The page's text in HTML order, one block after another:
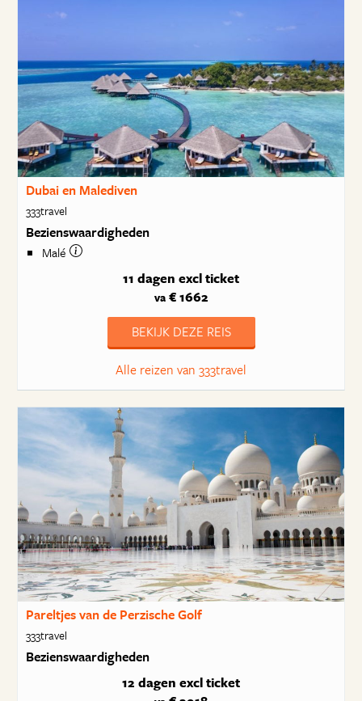
Dubai en Malediven
333travel
Bezienswaardigheden
Malé
11 dagen excl ticket
va€ 1662
BEKIJK DEZE REIS
Alle reizen van 333travel
Pareltjes van de Perzische Golf
333travel
Bezienswaardigheden
12 dagen excl ticket